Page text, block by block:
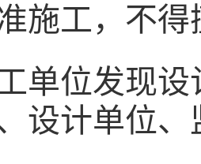
施工，不
位发现设
设计单位